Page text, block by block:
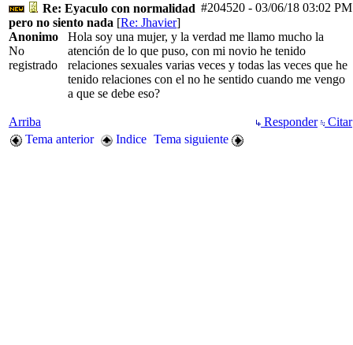
#204520 - 03/06/18 03:02 PM
Re: Eyaculo con normalidad
pero no siento nada [Re: Jhavier]
Anonimo
No
registrado
Hola soy una mujer, y la verdad me llamo mucho la
atención de lo que puso, con mi novio he tenido
relaciones sexuales varias veces y todas las veces que he
tenido relaciones con el no he sentido cuando me vengo
a que se debe eso?
Arriba Responder
Citar
Tema anterior
Indice Tema siguiente